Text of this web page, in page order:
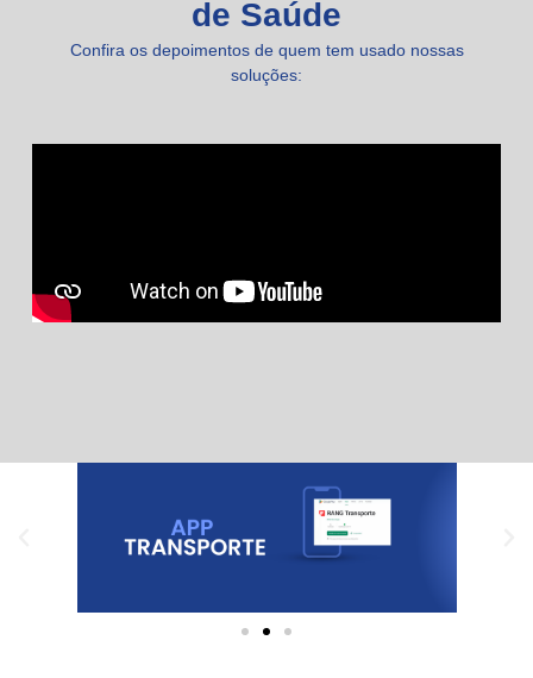
de Saúde
Confira os depoimentos de quem tem usado nossas
soluções: